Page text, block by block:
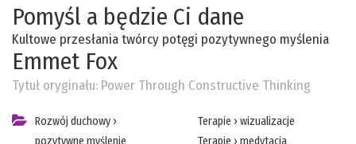
Pomyśl a będzie Ci dane
Kultowe przesłania twórcy potęgi pozytywnego myślenia
Emmet Fox
Tytuł oryginału: Power Through Constructive Thinking
Rozwój duchowy ›
Terapie › wizualizacje